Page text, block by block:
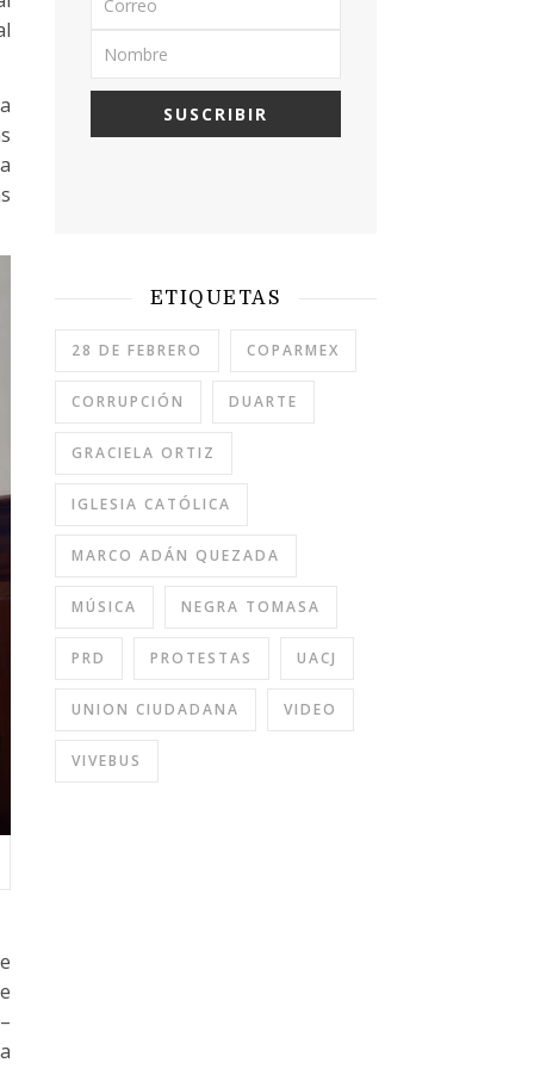
ETIQUETAS
28 DE FEBRERO COPARMEX
CORRUPCIÓN DUARTE
GRACIELA ORTIZ
IGLESIA CATÓLICA
MARCO ADÁN QUEZADA
MÚSICA NEGRA TOMASA
PRD PROTESTAS UACJ
UNION CIUDADANA VIDEO
VIVEBUS